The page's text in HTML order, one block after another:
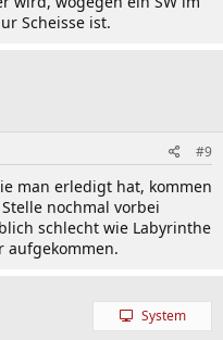
Scheisse ist.
#9
man erledigt hat, kommen
nochmal vorbei
schlecht wie Labyrinthe
aufgekommen.
System